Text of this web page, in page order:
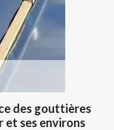
des gouttières
et ses environs